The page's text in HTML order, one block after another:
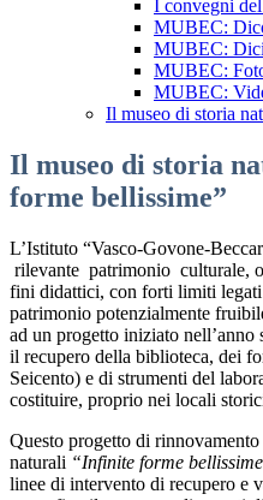
I convegni
MUBEC:
MUBEC:
MUBEC:
MUBEC:
Il museo di storia
Il museo di storia
forme bellissime”
L’Istituto “Vasco-Govone-
rilevante patrimonio culturale,
fini didattici, con forti limiti legati
patrimonio potenzialmente
ad un progetto iniziato nell’anno
il recupero della biblioteca, dei
Seicento) e di strumenti del
costituire, proprio nei locali
Questo progetto di
naturali “Infinite forme
linee di intervento di recupero e